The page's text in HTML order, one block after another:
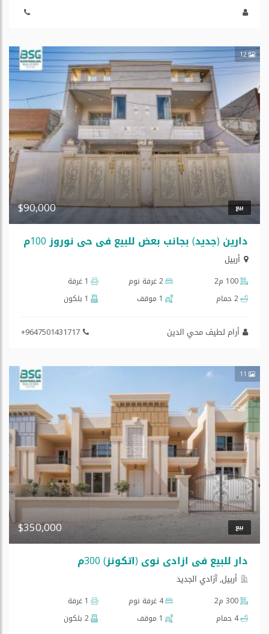
12
بيع $90,000
دارین (جدید) بجانب بعض للبيع في حي نوروز 100م
أربيل
100 م2 2 غرفة نوم
1 غرفة
2 حمام
1 موقف 1 بلكون
أرام لطيف محي الدين +9647501431717
11
بيع $350,000
دار للبیع في ازادي نوي (اتکونز) 300م
أربيل, آزادي الجديد
300 م2 4 غرفة نوم
1 غرفة
4 حمام
1 موقف 2 بلكون